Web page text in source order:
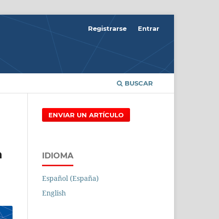
BUSCAR
Registrarse Entrar
ENVIAR UN ARTÍCULO
IDIOMA
Español (España)
English